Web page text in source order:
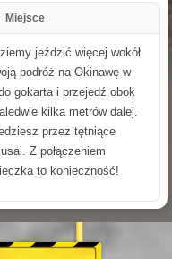
Miejsce
jeździć więcej wokół
podróż na Okinawę w
gokarta i przejedź obok
kilka metrów dalej.
przez tętniące
Z połączeniem
to konieczność!